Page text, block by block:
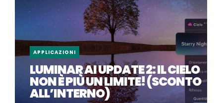
APPLICAZIONI
LUMINAR AI UPDATE 2: IL CIELO
NON È PIÙ UN LIMITE! (SCONTO
ALL’INTERNO)